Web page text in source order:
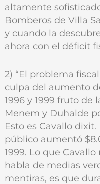
altamente
Bomberos de Villa
y cuando la
ahora con el déficit
2) “El problema
culpa del aumento
1996 y 1999 fruto de
Menem y Duhalde
Esto es Cavallo
público aumentó
1999. Lo que
habla de medias
mentiras, es que